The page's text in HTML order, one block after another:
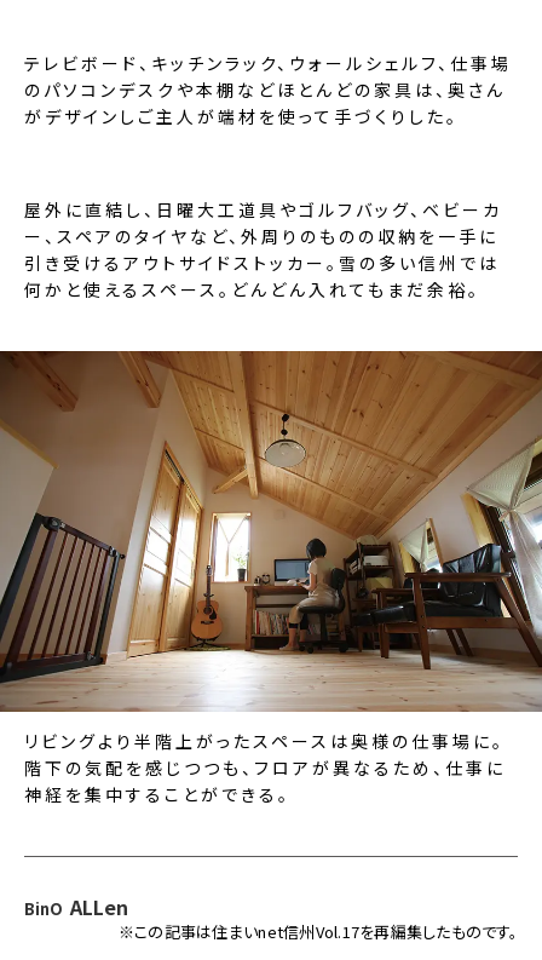
テレビボード、キッチンラック、ウォールシェルフ、仕事場
のパソコンデスクや本棚などほとんどの家具は、奥さん
がデザインしご主人が端材を使って手づくりした。
屋外に直結し、日曜大工道具やゴルフバッグ、ベビーカ
ー、スペアのタイヤなど、外周りのものの収納を一手に
引き受けるアウトサイドストッカー。雪の多い信州では
何かと使えるスペース。どんどん入れてもまだ余裕。
リビングより半階上がったスペースは奥様の仕事場に。
階下の気配を感じつつも、フロアが異なるため、仕事に
神経を集中することができる。
BinO ALLen
※この記事は住まいnet信州Vol.17を再編集したものです。